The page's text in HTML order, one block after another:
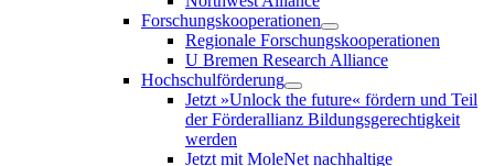
Forschungskooperationen
Regionale Forschungskooperationen
U Bremen Research Alliance
Hochschulförderung
Jetzt »Unlock the future« fördern und Teil
der Förderallianz Bildungsgerechtigkeit
werden
Jetzt mit MoleNet nachhaltige